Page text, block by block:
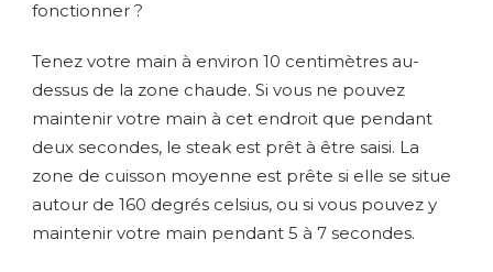
fonctionner ?
Tenez votre main à environ 10 centimètres au-
dessus de la zone chaude. Si vous ne pouvez
maintenir votre main à cet endroit que pendant
deux secondes, le steak est prêt à être saisi. La
zone de cuisson moyenne est prête si elle se situe
autour de 160 degrés celsius, ou si vous pouvez y
maintenir votre main pendant 5 à 7 secondes.